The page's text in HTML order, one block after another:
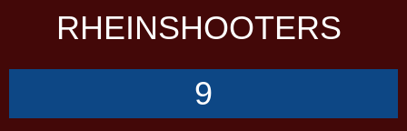
RHEINSHOOTERS
9